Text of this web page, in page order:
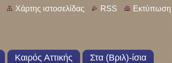
Χάρτης ιστοσελίδας RSS Εκτύπωση
Καιρός Αττικής
Στα (Βριλ)-ίσια